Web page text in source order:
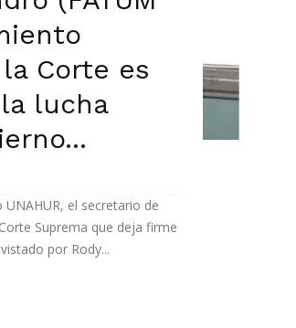
Corte es
lucha
el secretario de
Suprema que deja firme
por Rody...